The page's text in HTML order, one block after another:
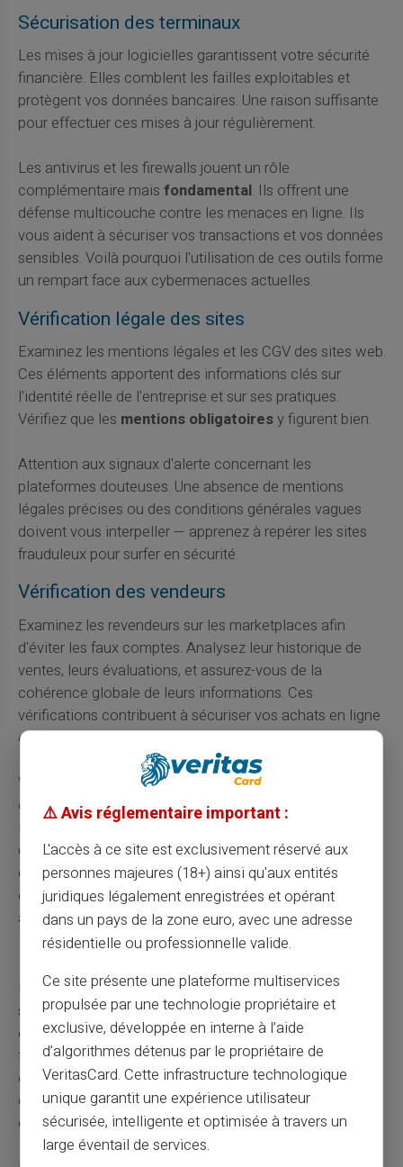
Sécurisation des terminaux
Les mises à jour logicielles garantissent votre sécurité
financière. Elles comblent les failles exploitables et
protègent vos données bancaires. Une raison suffisante
pour effectuer ces mises à jour régulièrement.
Les antivirus et les firewalls jouent un rôle
complémentaire mais fondamental. Ils offrent une
défense multicouche contre les menaces en ligne. Ils
vous aident à sécuriser vos transactions et vos données
sensibles. Voilà pourquoi l'utilisation de ces outils forme
un rempart face aux cybermenaces actuelles.
Vérification légale des sites
Examinez les mentions légales et les CGV des sites web.
Ces éléments apportent des informations clés sur
l'identité réelle de l'entreprise et sur ses pratiques.
Vérifiez que les mentions obligatoiresy figurent bien.
Attention aux signaux d'alerte concernant les
plateformes douteuses. Une absence de mentions
légales précises ou des conditions générales vagues
doivent vous interpeller — apprenez à repérer les sites
frauduleux pour surfer en sécurité.
Vérification des vendeurs
Examinez les revendeurs sur les marketplaces afin
d'éviter les faux comptes. Analysez leur historique de
ventes, leurs évaluations, et assurez-vous de la
cohérence globale de leurs informations. Ces
vérifications contribuent à sécuriser vos achats en ligne
et à éviter les mauvaises surprises.
Vous pouvez utiliser les moteurs de recherche
classiques pour recouper les informations concernant
les vendeurs. Consultez les
retours d'expérience
d'autres utilisateurs pour évaluer leur fiabilité — une
démarche qui vous permettra d'obtenir une vision plus
claire de la réputation du vendeur. Ces précautions vous
aideront à vous protéger contre les fraudes sur Internet.
Repérer les emails et SMS frauduleux
Les tentatives de phishing présentent souvent des
signes révélateurs. Scrutez ces communications qui
éveillent vos doutes afin d'identifier les tentatives
frauduleuses. Soyez particulièrement méfiant face aux
emails et SMS qui semblent trop beaux pour être
crédibles ; s'y cache souvent une tentative
d'hameçonnage.
⚠️ Avis réglementaire important :
L'accès à ce site est exclusivement réservé aux
personnes majeures (18+) ainsi qu'aux entités
juridiques légalement enregistrées et opérant
dans un pays de la zone euro, avec une adresse
résidentielle ou professionnelle valide.
Ce site présente une plateforme multiservices
propulsée par une technologie propriétaire et
exclusive, développée en interne à l’aide
d’algorithmes détenus par le propriétaire de
VeritasCard. Cette infrastructure technologique
unique garantit une expérience utilisateur
sécurisée, intelligente et optimisée à travers un
large éventail de services.